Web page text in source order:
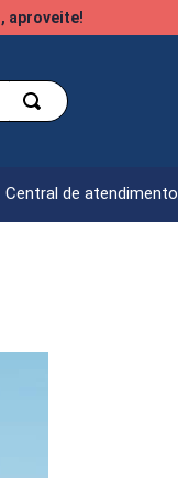
aproveite!
Central de atendimento